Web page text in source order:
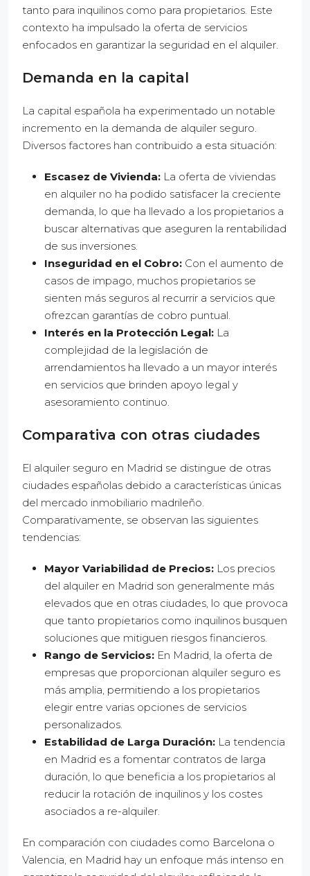
tanto para inquilinos como para propietarios. Este
contexto ha impulsado la oferta de servicios
enfocados en garantizar la seguridad en el alquiler.
Demanda en la capital
La capital española ha experimentado un notable
incremento en la demanda de alquiler seguro.
Diversos factores han contribuido a esta situación:
Escasez de Vivienda: La oferta de viviendas
en alquiler no ha podido satisfacer la creciente
demanda, lo que ha llevado a los propietarios a
buscar alternativas que aseguren la rentabilidad
de sus inversiones.
Inseguridad en el Cobro: Con el aumento de
casos de impago, muchos propietarios se
sienten más seguros al recurrir a servicios que
ofrezcan garantías de cobro puntual.
Interés en la Protección Legal: La
complejidad de la legislación de
arrendamientos ha llevado a un mayor interés
en servicios que brinden apoyo legal y
asesoramiento continuo.
Comparativa con otras ciudades
El alquiler seguro en Madrid se distingue de otras
ciudades españolas debido a características únicas
del mercado inmobiliario madrileño.
Comparativamente, se observan las siguientes
tendencias:
Mayor Variabilidad de Precios: Los precios
del alquiler en Madrid son generalmente más
elevados que en otras ciudades, lo que provoca
que tanto propietarios como inquilinos busquen
soluciones que mitiguen riesgos financieros.
Rango de Servicios: En Madrid, la oferta de
empresas que proporcionan alquiler seguro es
más amplia, permitiendo a los propietarios
elegir entre varias opciones de servicios
personalizados.
Estabilidad de Larga Duración: La tendencia
en Madrid es a fomentar contratos de larga
duración, lo que beneficia a los propietarios al
reducir la rotación de inquilinos y los costes
asociados a re-alquiler.
En comparación con ciudades como Barcelona o
Valencia, en Madrid hay un enfoque más intenso en